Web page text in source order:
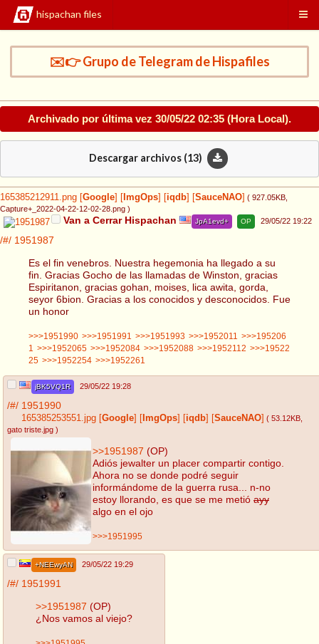
hispachan files
✉️👉 Grupo de Telegram de Hispafiles
Archivado por última vez 30/05/22 02:35 (Hora Local).
Descargar archivos (13)
165385212911.png Google ImgOps iqdb SauceNAO ( 927.05KB
Capture+_2022-04-22-12-02-28.png )
Van a Cerrar Hispachan JpA1evd+ OP 29/05/22 19:22
/#/ 1951987
Es el fin venebros. Nuestra hegemonia ha llegado a su
fin. Gracias Gocho de las llamadas de Winston, gracias
Espiritanon, gracias gohan, moises, lica awita, gorda,
seyor 6bion. Gracias a los conocidos y desconocidos. Fue
un honor
>>>1951990 >>>1951991 >>>1951993 >>>1952011
>>>195206
1
>>>1952065 >>>1952084 >>>1952088 >>>1952112 >>>19522
25 >>>1952254 >>>1952261
jBK5VQ1R 29/05/22 19:28
/#/ 1951990
165385253551.jpg Google ImgOps iqdb SauceNAO ( 53.12KB
gato triste.jpg )
>>1951987 (OP)
Adiós jewalter un placer compartir contigo.
Ahora no se donde podré seguir
informándome de la guerra rusa... n-no
estoy llorando, es que se me metió ayy
algo en el ojo
>>>1951995
+NEEwyAN 29/05/22 19:29
/#/ 1951991
>>1951987 (OP)
¿Nos vamos al viejo?